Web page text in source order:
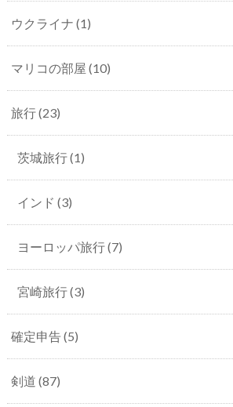
ウクライナ (1)
マリコの部屋 (10)
旅行(23)
茨城旅行(1)
インド (3)
ヨーロッパ旅行(7)
宮崎旅行(3)
確定申告(5)
剣道 (87)